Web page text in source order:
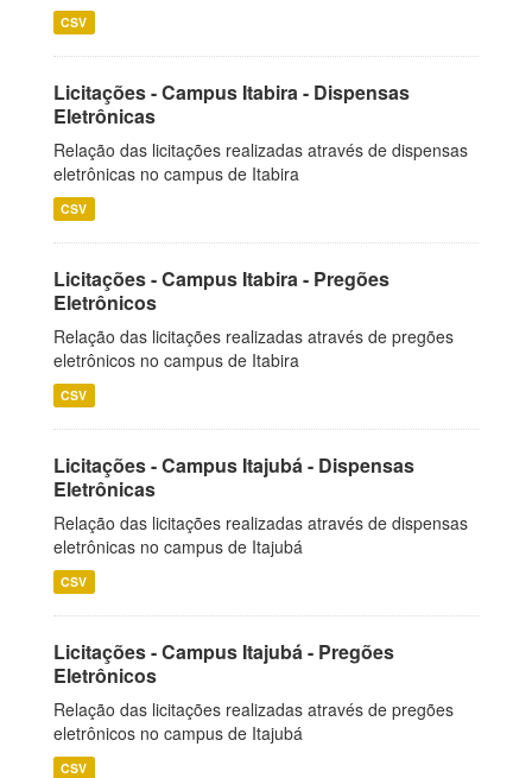
CSV
Licitações - Campus Itabira - Dispensas
Eletrônicas
Relação das licitações realizadas através de dispensas
eletrônicas no campus de Itabira
CSV
Licitações - Campus Itabira - Pregões
Eletrônicos
Relação das licitações realizadas através de pregões
eletrônicos no campus de Itabira
CSV
Licitações - Campus Itajubá - Dispensas
Eletrônicas
Relação das licitações realizadas através de dispensas
eletrônicas no campus de Itajubá
CSV
Licitações - Campus Itajubá - Pregões
Eletrônicos
Relação das licitações realizadas através de pregões
eletrônicos no campus de Itajubá
CSV